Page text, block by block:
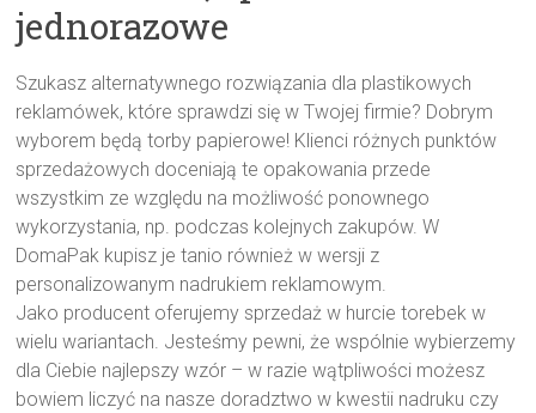
jednorazowe
Szukasz alternatywnego rozwiązania dla plastikowych
reklamówek, które sprawdzi się w Twojej firmie? Dobrym
wyborem będą torby papierowe! Klienci różnych punktów
sprzedażowych doceniają te opakowania przede
wszystkim ze względu na możliwość ponownego
wykorzystania, np. podczas kolejnych zakupów. W
DomaPak kupisz je tanio również w wersji z
personalizowanym nadrukiem reklamowym.
Jako producent oferujemy sprzedaż w hurcie torebek w
wielu wariantach. Jesteśmy pewni, że wspólnie wybierzemy
dla Ciebie najlepszy wzór – w razie wątpliwości możesz
bowiem liczyć na nasze doradztwo w kwestii nadruku czy